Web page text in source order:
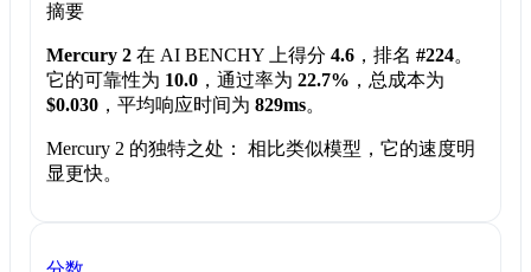
摘要
Mercury 2在 AI BENCHY 上得分 4.6，排名 #224。
它的可靠性为 10.0，通过率为 22.7% ，总成本为
$0.030，平均响应时间为 829ms。
Mercury 2 的独特之处：
相比类似模型，它的速度明
显更快。